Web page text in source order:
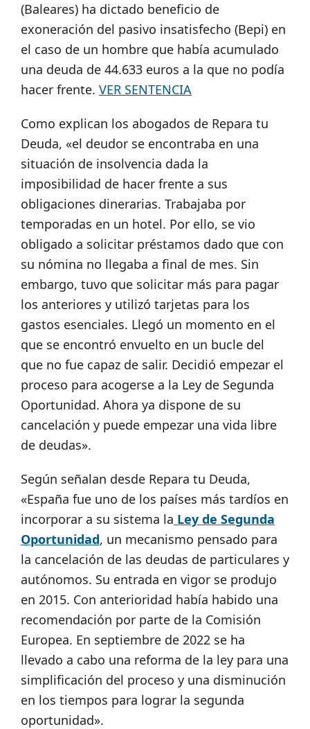
(Baleares) ha dictado beneficio de
exoneración del pasivo insatisfecho (Bepi) en
el caso de un hombre que había acumulado
una deuda de 44.633 euros a la que no podía
hacer frente. VER SENTENCIA
Como explican los abogados de Repara tu
Deuda, «el deudor se encontraba en una
situación de insolvencia dada la
imposibilidad de hacer frente a sus
obligaciones dinerarias. Trabajaba por
temporadas en un hotel. Por ello, se vio
obligado a solicitar préstamos dado que con
su nómina no llegaba a final de mes. Sin
embargo, tuvo que solicitar más para pagar
los anteriores y utilizó tarjetas para los
gastos esenciales. Llegó un momento en el
que se encontró envuelto en un bucle del
que no fue capaz de salir. Decidió empezar el
proceso para acogerse a la Ley de Segunda
Oportunidad. Ahora ya dispone de su
cancelación y puede empezar una vida libre
de deudas».
Según señalan desde Repara tu Deuda,
«España fue uno de los países más tardíos en
incorporar a su sistema la Ley de Segunda
Oportunidad, un mecanismo pensado para
la cancelación de las deudas de particulares y
autónomos. Su entrada en vigor se produjo
en 2015. Con anterioridad había habido una
recomendación por parte de la Comisión
Europea. En septiembre de 2022 se ha
llevado a cabo una reforma de la ley para una
simplificación del proceso y una disminución
en los tiempos para lograr la segunda
oportunidad».